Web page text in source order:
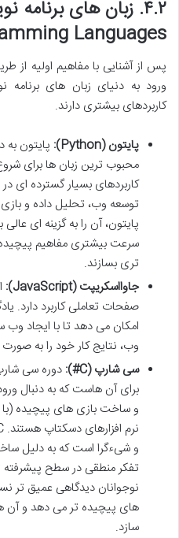
Languages)
پس از آشنایی با مفاهیم اولیه از
ورود به دنیای زبان های
کاربردهای بیشتری دارند.
پایتون (Python):
پایتون
محبوب ترین زبان ها برای
کاربردهای بسیار گسترده ای
توسعه وب، تحلیل داده و بازی
پایتون، آن را به گزینه ای
سرعت بیشتری مفاهیم پیچیده
تری بسازند.
جاوااسکریپت (JavaScript):
صفحات تعاملی کاربرد دارد.
امکان می دهد تا با ایجاد
وب، نتایج کار خود را به
سی شارپ (C#):
دوره سی
برای آن هاست که به دنبال
و ساخت بازی های پیچیده (با
و شیءگرا است که به دلیل
نوجوانان دیدگاهی عمیق تر
های پیچیده تر می دهد و آن ها
سازد.